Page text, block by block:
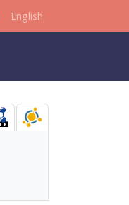
English